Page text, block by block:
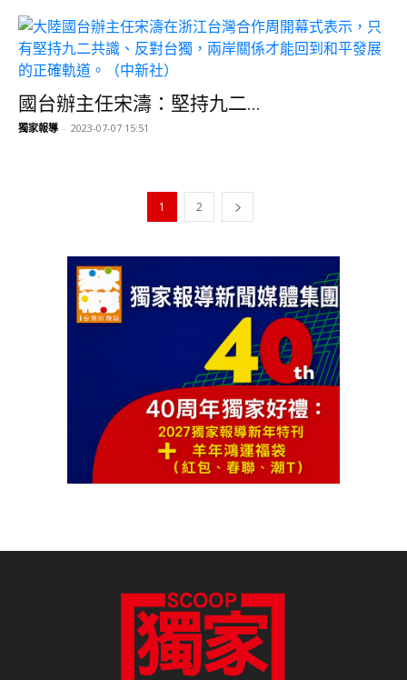
國台辦主任宋濤：堅持九二...
獨家報導 - 2023-07-07 15:51
1 2